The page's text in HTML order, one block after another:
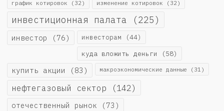
график котировок (32) изменение котировок (32)
инвестиционная палата (225)
инвестор (76) инвесторам (44)
куда вложить деньги (58)
купить акции (83) макроэкономические данные (31)
нефтегазовый сектор (142)
отечественный рынок (73)